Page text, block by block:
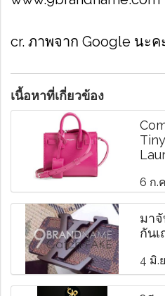
cr. ภาพจาก Google นะค
เนื้อหาที่เกี่ยวข้อง
6 ก.
มา
กันเ
4 มิ.